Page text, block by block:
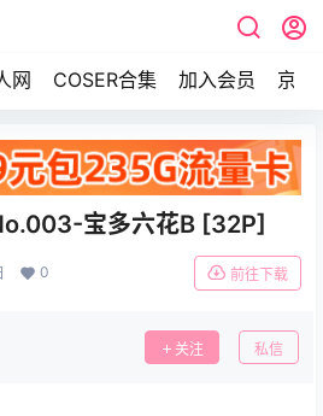
网 COSER合集 加入会员 京东
宝多六花B [32P]
0 前往下载
关注 私信